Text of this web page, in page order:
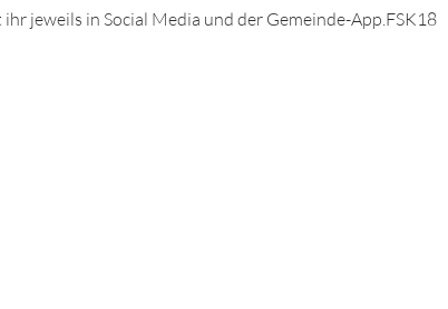
jeweils in Social Media und der Gemeinde-App.FSK18